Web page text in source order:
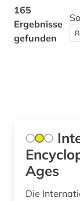
165
Ergebnisse
gefunden
Ages
Die